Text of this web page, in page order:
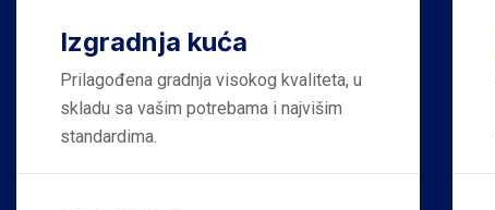
Izgradnja kuća
Prilagođena gradnja visokog kvaliteta, u
skladu sa vašim potrebama i najvišim
standardima.